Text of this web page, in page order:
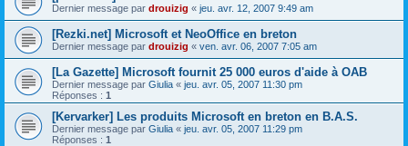
Dernier message par drouizig « jeu. avr. 12, 2007 9:49 am
[Rezki.net] Microsoft et NeoOffice en breton
Dernier message par drouizig « ven. avr. 06, 2007 7:05 am
[La Gazette] Microsoft fournit 25 000 euros d'aide à OAB
Dernier message par Giulia « jeu. avr. 05, 2007 11:30 pm
Réponses : 1
[Kervarker] Les produits Microsoft en breton en B.A.S.
Dernier message par Giulia « jeu. avr. 05, 2007 11:29 pm
Réponses : 1